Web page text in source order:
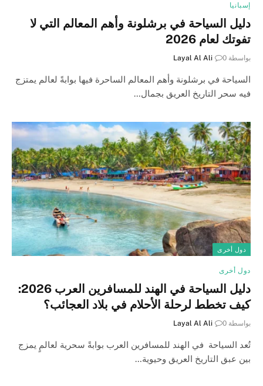
إسبانيا
دليل السياحة في برشلونة وأهم المعالم التي لا
تفوتك لعام 2026
بواسطة Layal Al Ali 0
السياحة في برشلونة وأهم المعالم الساحرة فيها بوابةً لعالم يمتزج
فيه سحر التاريخ العريق بجمال…
دول أخرى
دول أخرى
دليل السياحة في الهند للمسافرين العرب 2026:
كيف تخطط لرحلة الأحلام في بلاد العجائب؟
بواسطة Layal Al Ali 0
تُعد السياحة في الهند للمسافرين العرب بوابةً سحرية لعالمٍ يمزج
بين عبق التاريخ العريق وحيوية…